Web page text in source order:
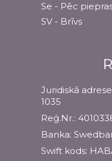
Se - Pēc
SV - Brīvs
Juridiskā
1035
Reģ.Nr.:
Banka:
Swift kods: